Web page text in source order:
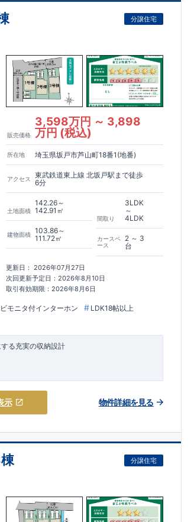
分譲住宅
販売価格
3,598万円 ～ 3,898
万円 (税込)
所在地 埼玉県坂戸市芦山町18番1(地番)
アクセス
東武鉄道東上線 北坂戸駅まで徒歩
6分
土地面積
142.26～
142.91㎡
建物面積
103.86～
111.72㎡
間取り
3LDK
～
4LDK
カースペ
ース
2 ～ 3
台
更新日： 2026年07月27日
次回更新予定日：2026年8月10日
取引有効期限：2026年8月6日
モニタ付インターホン
LDK18帖以上
る充実の収納設計
示 物件詳細を見る
分譲住宅